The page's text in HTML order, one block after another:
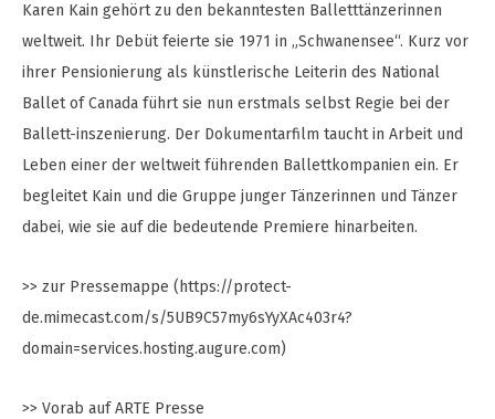
Karen Kain gehört zu den bekanntesten Balletttänzerinnen
weltweit. Ihr Debüt feierte sie 1971 in „Schwanensee“. Kurz vor
ihrer Pensionierung als künstlerische Leiterin des National
Ballet of Canada führt sie nun erstmals selbst Regie bei der
Ballett-inszenierung. Der Dokumentarfilm taucht in Arbeit und
Leben einer der weltweit führenden Ballettkompanien ein. Er
begleitet Kain und die Gruppe junger Tänzerinnen und Tänzer
dabei, wie sie auf die bedeutende Premiere hinarbeiten.
>> zur Pressemappe (https://protect-
de.mimecast.com/s/5UB9C57my6sYyXAc403r4?
domain=services.hosting.augure.com)
>> Vorab auf ARTE Presse